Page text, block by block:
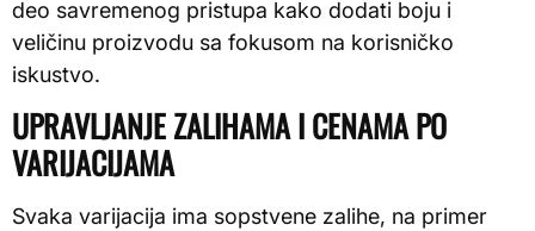
deo savremenog pristupa kako dodati boju i
veličinu proizvodu sa fokusom na korisničko
iskustvo.
UPRAVLJANJE ZALIHAMA I CENAMA PO
VARIJACIJAMA
Svaka varijacija ima sopstvene zalihe, na primer